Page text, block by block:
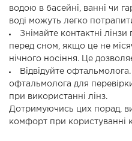
водою в басейні, ванні чи
воді можуть легко
Знімайте контактні
перед сном, якщо це не
нічного носіння. Це
Відвідуйте
офтальмолога для
при використанні лінз.
Дотримуючись цих порад,
комфорт при користуванні